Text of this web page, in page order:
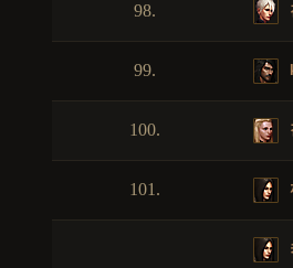
98.
99.
100.
101.